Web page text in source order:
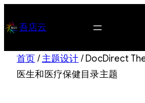
至 吾店云
首页 /主题设计 / DocDirect
医生和医疗保健目录主题